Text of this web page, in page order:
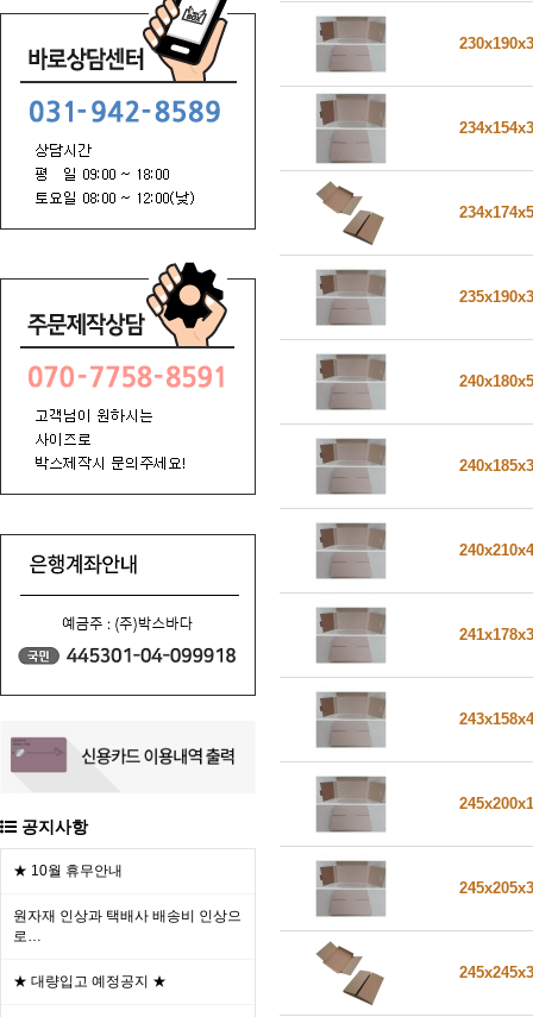
공지사항
★ 10월 휴무안내
원자재 인상과 택배사 배송비 인상으
로…
★ 대량입고 예정공지 ★